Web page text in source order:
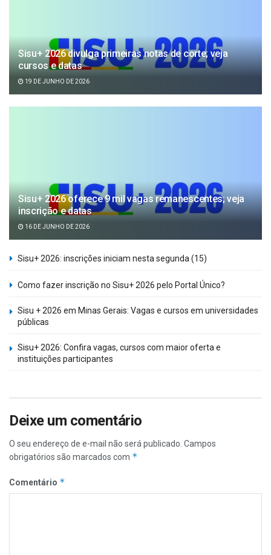
Sisu+ 2026 divulga primeiras notas de corte; veja
cursos e datas
19 DE JUNHO DE 2026
Sisu+ 2026 oferece 9 mil vagas remanescentes; veja
inscrição e datas
16 DE JUNHO DE 2026
Sisu+ 2026: inscrições iniciam nesta segunda (15)
Como fazer inscrição no Sisu+ 2026 pelo Portal Único?
Sisu + 2026 em Minas Gerais: Vagas e cursos em universidades
públicas
Sisu+ 2026: Confira vagas, cursos com maior oferta e
instituições participantes
Deixe um comentário
O seu endereço de e-mail não será publicado. Campos
obrigatórios são marcados com *
Comentário *